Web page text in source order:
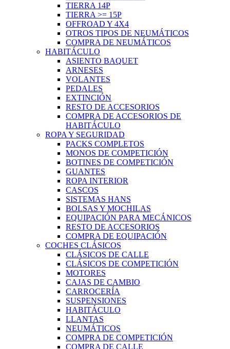
TIERRA 14P
TIERRA >= 15P
OFFROAD Y 4X4
OTROS TIPOS DE NEUMÁTICOS
COMPRA DE NEUMÁTICOS
HABITÁCULO
ASIENTO BAQUET
ARNESES
VOLANTES
PEDALES
EXTINCIÓN
RESTO DE ACCESORIOS
COMPRA DE ACCESORIOS DE
HABITÁCULO
ROPA Y SEGURIDAD
PACKS COMPLETOS
MONOS DE COMPETICIÓN
BOTINES DE COMPETICIÓN
GUANTES
ROPA INTERIOR
CASCOS
SISTEMAS HANS
BOLSAS Y MOCHILAS
EQUIPACIÓN PARA MECÁNICOS
RESTO DE ACCESORIOS
COMPRA DE EQUIPACIÓN
COCHES CLÁSICOS
CLÁSICOS DE CALLE
CLÁSICOS DE COMPETICIÓN
MOTORES
CAJAS DE CAMBIO
CARROCERÍA
SUSPENSIONES
HABITÁCULO
LLANTAS
NEUMÁTICOS
COMPRA DE COMPETICIÓN
COMPRA DE CALLE